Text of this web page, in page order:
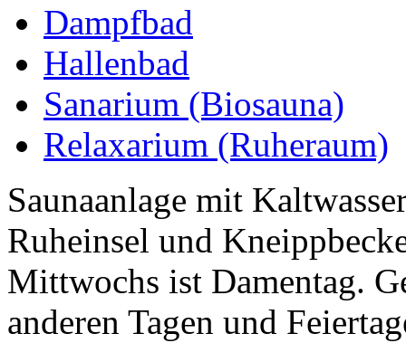
Dampfbad
Hallenbad
Sanarium (Biosauna)
Relaxarium (Ruheraum)
Saunaanlage mit
Ruheinsel und
Mittwochs ist Damentag.
anderen Tagen und